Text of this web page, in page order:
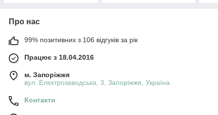
Про нас
99% позитивних з 106 відгуків за рік
Працює з 18.04.2016
м. Запоріжжя
вул. Електрозаводська, 3, Запоріжжя, Україна
Контакти